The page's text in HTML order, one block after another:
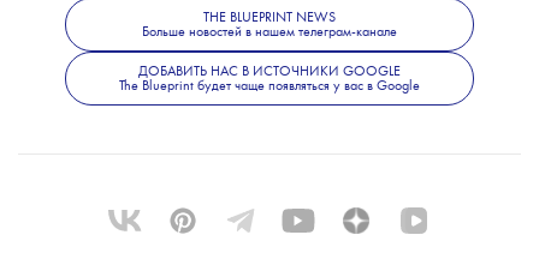
Джин Кинг (это крупнейшие
международные командные соревнования в
женском теннисе)
THE BLUEPRINT NEWS
Больше новостей в нашем телеграм-канале
ДОБАВИТЬ НАС В ИСТОЧНИКИ GOOGLE
The Blueprint будет чаще появляться у вас в Google